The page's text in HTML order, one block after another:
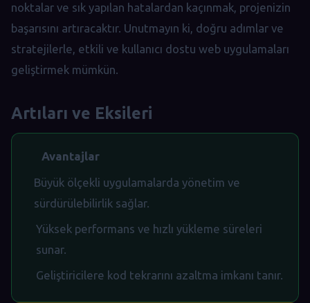
noktalar ve sık yapılan hatalardan kaçınmak, projenizin
başarısını artıracaktır. Unutmayın ki, doğru adımlar ve
stratejilerle, etkili ve kullanıcı dostu web uygulamaları
geliştirmek mümkün.
Artıları ve Eksileri
Avantajlar
Büyük ölçekli uygulamalarda yönetim ve
sürdürülebilirlik sağlar.
Yüksek performans ve hızlı yükleme süreleri
sunar.
Geliştiricilere kod tekrarını azaltma imkanı tanır.